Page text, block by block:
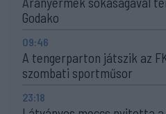
Godako
09:46
A tengerparton játszik az
szombati sportműsor
23:18